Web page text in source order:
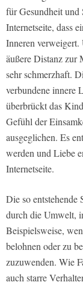
für Gesundheit und
Internetseite, dass
Inneren verweigert.
äußere Distanz zur
sehr schmerzhaft.
verbundene innere
überbrückt das
Gefühl der
ausgeglichen. Es
werden und Liebe
Internetseite.
Die so entstehende
durch die Umwelt,
Beispielsweise,
belohnen oder zu
zuzuwenden. Wie
auch starre